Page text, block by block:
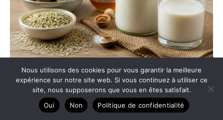
Recette de lait de chanvre maison : votre alternative
végétale
Nous utilisons des cookies pour vous garantir la meilleure
expérience sur notre site web. Si vous continuez à utiliser ce
site, nous supposerons que vous en êtes satisfait.
Oui
Non Politique de confidentialité